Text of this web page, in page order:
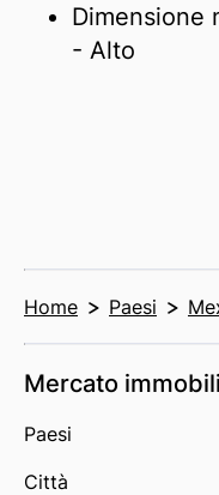
Dimensione
- Alto
Home Paesi
Mercato
Paesi
Città